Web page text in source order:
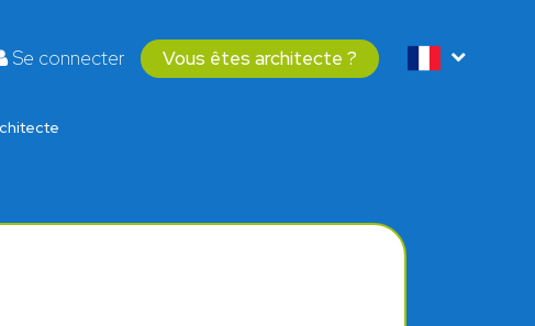
Se connecter Vous êtes architecte ?